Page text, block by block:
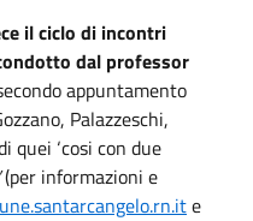
il ciclo di incontri
dal professor
appuntamento
Palazzeschi,
quei ‘cosi con due
(per informazioni e
e